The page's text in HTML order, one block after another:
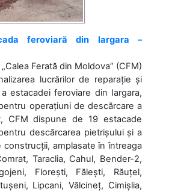
feroviară din Iargara –
Ferată din Moldova” (CFM)
lucrărilor de reparație și
estacadei feroviare din Iargara,
operațiuni de descărcare a
CFM dispune de 19 estacade
descărcarea pietrișului și a
construcții, amplasate în întreaga
Taraclia, Cahul, Bender-2,
Florești, Fălești, Răuțel,
Lipcani, Vălcineț, Cimișlia,